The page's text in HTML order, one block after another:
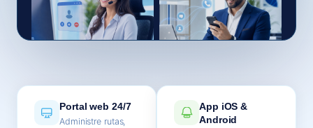
Portal web 24/7
Administre rutas,
App iOS &
Android